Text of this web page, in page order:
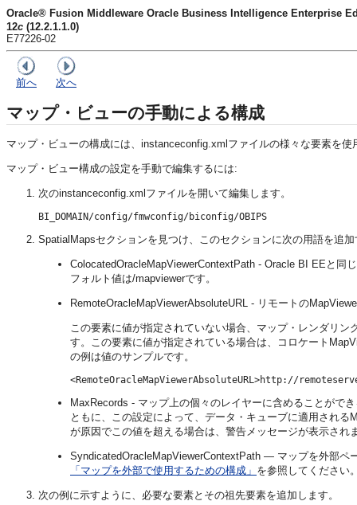
Oracle® Fusion Middleware Oracle Business Intelligence Enterprise
12c (12.2.1.1.0)
E77226-02
前へ 次へ
マップ・ビューの手動による構成
マップ・ビューの構成には、instanceconfig.xmlファイルの様々な要素を使
マップ・ビュー構成の設定を手動で編集するには:
次のinstanceconfig.xmlファイルを開いて編集します。
BI_DOMAIN/config/fmwconfig/biconfig/OBIPS
SpatialMapsセクションを見つけ、このセクションに次の用語を追
ColocatedOracleMapViewerContextPath - Oracle BI EE と同
フォルト値は/mapviewerです。
RemoteOracleMapViewerAbsoluteURL - リモートの
この要素に値が指定されていない場合、マップ・レンダリ
す。この要素に値が指定されている場合は、コロケート
の例は値のサンプルです。
MaxRecords - マップ上の個々のレイヤーに含めることがで
ともに、この設定によって、データ・キューブに適用され
が原因でこの値を超える場合は、警告メッセージが表示され
SyndicatedOracleMapViewerContextPath — マップを外部ペ
「マップを外部で使用するための構成」 を参照してください
次の例に示すように、必要な要素とその祖先要素を追加します。